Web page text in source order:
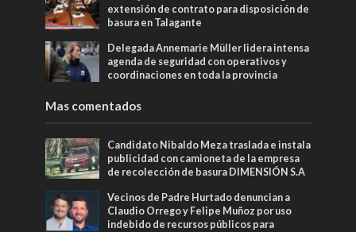
extensión de contrato para disposición de
basura en Talagante
Delegada Annemarie Müller lidera intensa
agenda de seguridad con operativos y
coordinaciones en toda la provincia
Mas comentados
Candidato Nibaldo Meza traslada e instala
publicidad con camioneta de la empresa
de recolección de basura DIMENSIÓN S.A
Vecinos de Padre Hurtado denuncian a
Claudio Orrego y Felipe Muñoz por uso
indebido de recursos públicos para